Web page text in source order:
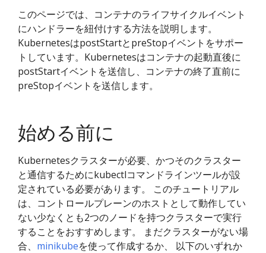
このページでは、コンテナのライフサイクルイベント
にハンドラーを紐付けする方法を説明します。
KubernetesはpostStartとpreStopイベントをサポー
トしています。Kubernetesはコンテナの起動直後に
postStartイベントを送信し、コンテナの終了直前に
preStopイベントを送信します。
始める前に
Kubernetesクラスターが必要、かつそのクラスター
と通信するためにkubectlコマンドラインツールが設
定されている必要があります。 このチュートリアル
は、コントロールプレーンのホストとして動作してい
ない少なくとも2つのノードを持つクラスターで実行
することをおすすめします。 まだクラスターがない場
合、 minikubeを使って作成するか、 以下のいずれか